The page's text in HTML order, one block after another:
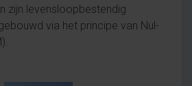
zijn levensloopbestendig
via het principe van Nul-